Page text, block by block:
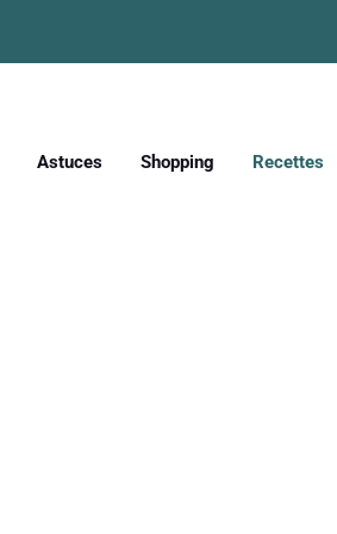
Astuces Shopping Recettes